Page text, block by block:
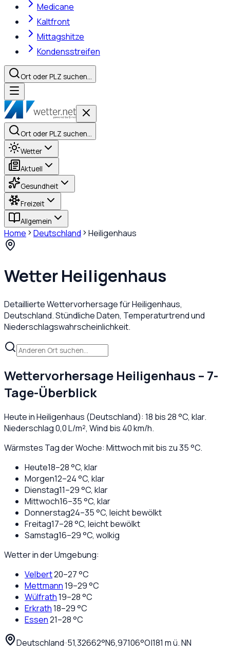
Medicane
Kaltfront
Mittagshitze
Kondensstreifen
Ort oder PLZ suchen…
Ort oder PLZ suchen…
Wetter
Aktuell
Gesundheit
Freizeit
Allgemein
Home Deutschland Heiligenhaus
WetterHeiligenhaus
Detaillierte Wettervorhersage fürHeiligenhaus,
Deutschland. Stündliche Daten, Temperaturtrend und
Niederschlagswahrscheinlichkeit.
Wettervorhersage Heiligenhaus – 7-
Tage-Überblick
Heute inHeiligenhaus (Deutschland): 18 bis28°C, klar.
Niederschlag0,0L/m², Wind bis 40km/h.
Wärmstes Tag der Woche: Mittwoch mit bis zu 35 °C.
Heute18–28°C, klar
Morgen12–24°C, klar
Dienstag11–29°C, klar
Mittwoch16–35°C, klar
Donnerstag24–35°C, leicht bewölkt
Freitag17–28°C, leicht bewölkt
Samstag16–29°C, wolkig
Wetter in der Umgebung:
Velbert20–27°C
Mettmann19–29°C
Wülfrath19–28°C
Erkrath18–29°C
Essen21–28°C
Deutschland··51,32662°N6,97106°O|181 m ü. NN